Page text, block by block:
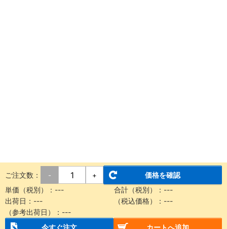
ご注文数： - +
価格を確認
単価（税別）： --- 合計（税別）： ---
出荷日： --- （税込価格）： ---
（参考出荷日）： ---
今すぐ注文
カートへ追加